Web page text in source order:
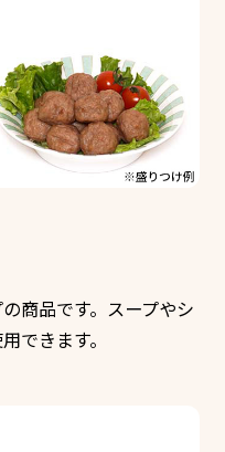
商品です。スープやシ
できます。